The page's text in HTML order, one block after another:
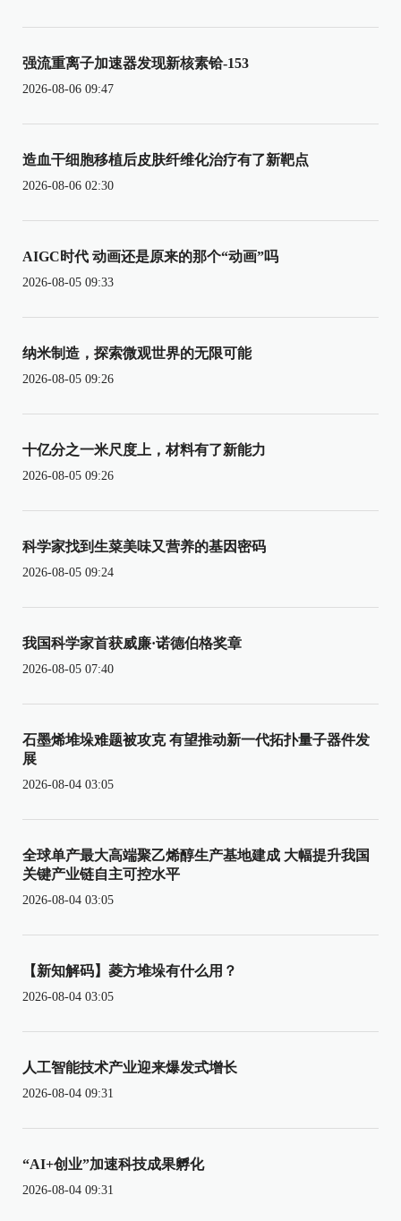
强流重离子加速器发现新核素铪-153
2026-08-06 09:47
造血干细胞移植后皮肤纤维化治疗有了新靶点
2026-08-06 02:30
AIGC时代 动画还是原来的那个“动画”吗
2026-08-05 09:33
纳米制造，探索微观世界的无限可能
2026-08-05 09:26
十亿分之一米尺度上，材料有了新能力
2026-08-05 09:26
科学家找到生菜美味又营养的基因密码
2026-08-05 09:24
我国科学家首获威廉·诺德伯格奖章
2026-08-05 07:40
石墨烯堆垛难题被攻克 有望推动新一代拓扑量子器件发
展
2026-08-04 03:05
全球单产最大高端聚乙烯醇生产基地建成 大幅提升我国
关键产业链自主可控水平
2026-08-04 03:05
【新知解码】菱方堆垛有什么用？
2026-08-04 03:05
人工智能技术产业迎来爆发式增长
2026-08-04 09:31
“AI+创业”加速科技成果孵化
2026-08-04 09:31